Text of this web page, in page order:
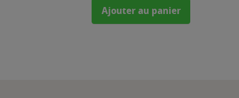
Ajouter au panier